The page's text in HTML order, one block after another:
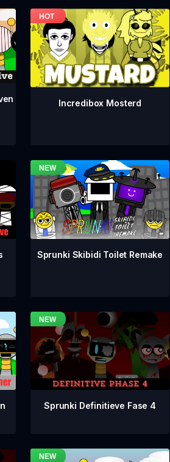
Incredibox Mosterd
Sprunki Skibidi Toilet Remake
Sprunki Definitieve Fase 4